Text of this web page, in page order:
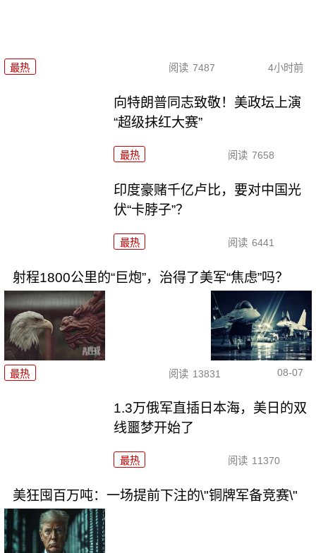
最热 阅读 7487 4小时前
向特朗普同志致敬！美政坛上演
“超级抹红大赛”
最热 阅读 7658
印度豪赌千亿卢比，要对中国光
伏“卡脖子”？
最热 阅读 6441
射程1800公里的“巨炮”，治得了美军“焦虑”吗？
最热 阅读 13831 08-07
1.3万俄军直插日本海，美日的双
线噩梦开始了
最热 阅读 11370
美狂囤百万吨：一场提前下注的\"铜牌军备竞赛\"